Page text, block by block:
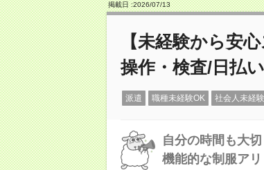
掲載日 :2026/07/13
【未経験から安
操作・検査/日払
派遣 職種未経験OK 社会人未経
自分の時間も大切
機能的な制服アリ